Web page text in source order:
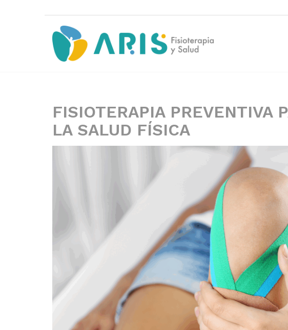
FISIOTERAPIA PREVENTIVA
LA SALUD FÍSICA